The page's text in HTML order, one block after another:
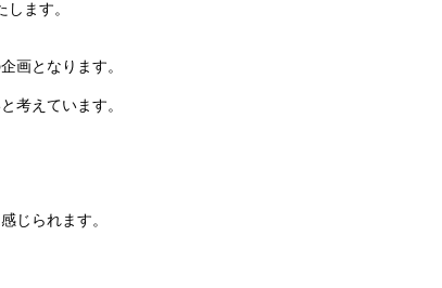
ます。
画となります。
考えています。
じられます。